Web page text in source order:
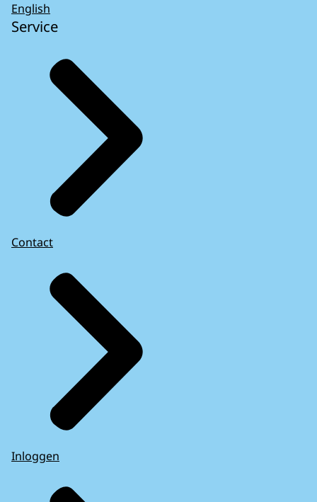
English
Service
Contact
Inloggen